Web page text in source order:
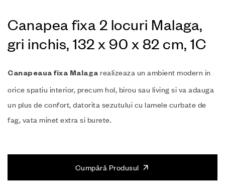
Canapea fixa 2 locuri Malaga,
gri inchis, 132 x 90 x 82 cm, 1C
Canapeaua fixa Malaga realizeaza un ambient modern in
orice spatiu interior, precum hol, birou sau living si va adauga
un plus de confort, datorita sezutului cu lamele curbate de
fag, vata minet extra si burete.
Cumpără Produsul